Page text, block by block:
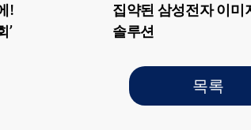
!
’
집약된 삼성전자 이미
솔루션
목록